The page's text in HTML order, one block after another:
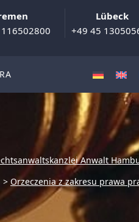
Lübeck
+49 45
Anwalt
> Orzeczenia z zakresu prawa